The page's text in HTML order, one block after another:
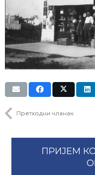
Претходни чланак
ПРИЈЕМ